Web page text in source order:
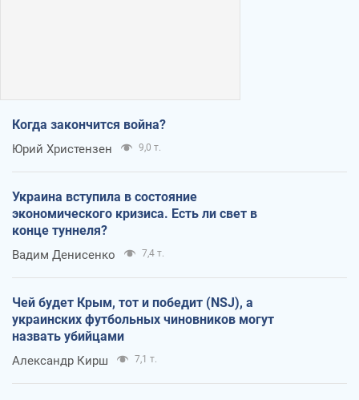
Когда закончится война?
Юрий Христензен 9,0 т.
Украина вступила в состояние
экономического кризиса. Есть ли свет в
конце туннеля?
Вадим Денисенко 7,4 т.
Чей будет Крым, тот и победит (NSJ), а
украинских футбольных чиновников могут
назвать убийцами
Александр Кирш 7,1 т.